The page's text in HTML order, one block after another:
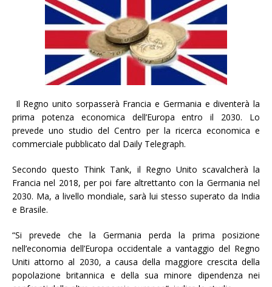
Il Regno unito sorpasserà Francia e Germania e diventerà la
prima potenza economica dell’Europa entro il 2030. Lo
prevede uno studio del Centro per la ricerca economica e
commerciale pubblicato dal Daily Telegraph.
Secondo questo Think Tank, il Regno Unito scavalcherà la
Francia nel 2018, per poi fare altrettanto con la Germania nel
2030. Ma, a livello mondiale, sarà lui stesso superato da India
e Brasile.
“Si prevede che la Germania perda la prima posizione
nell’economia dell’Europa occidentale a vantaggio del Regno
Uniti attorno al 2030, a causa della maggiore crescita della
popolazione britannica e della sua minore dipendenza nei